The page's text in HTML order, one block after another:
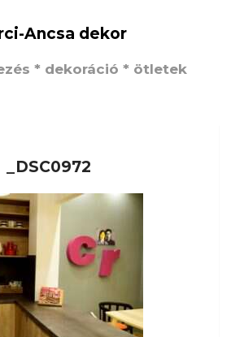
Ancsa dekor
* dekoráció * ötletek
_DSC0972